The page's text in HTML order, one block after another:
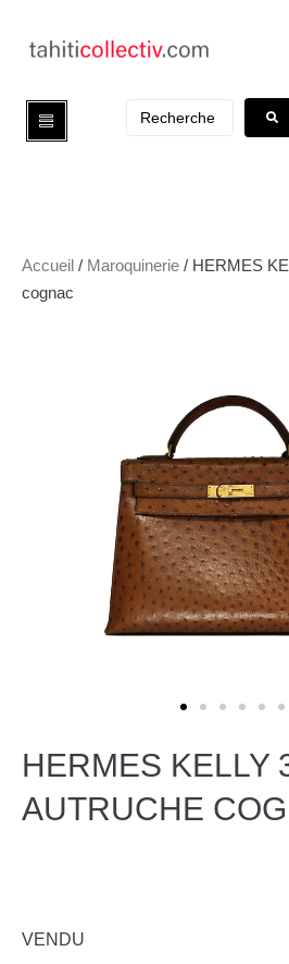
Accueil / Maroquinerie / HERMES
cognac
HERMES KELLY
AUTRUCHE
VENDU